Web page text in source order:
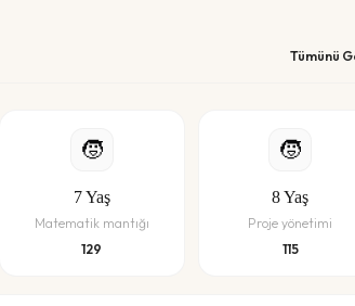
Tümünü
🧒
7Yaş
Matematik mantığı
129
🧒
8Yaş
Proje yönetimi
115